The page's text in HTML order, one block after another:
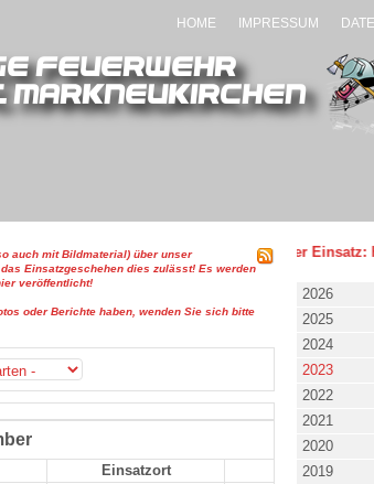
HOME IMPRESSUM
auch mit Bildmaterial) über unser
Einsatzgeschehen dies zulässt! Es werden
veröffentlicht!
oder Berichte haben, wenden Sie sich bitte
Einsatzort
letzter Einsatz:
2026
2025
2024
2023
2022
2021
2020
2019